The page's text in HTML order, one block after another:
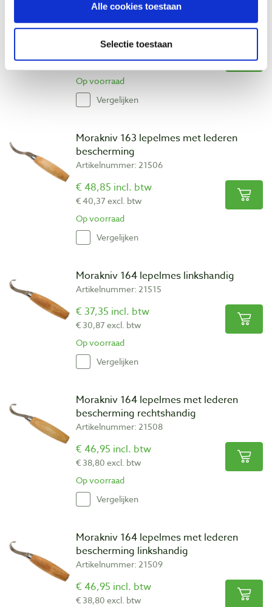
Alle cookies toestaan
Selectie toestaan
Morakniv 163 lepelmes
Artikelnummer: 21505
€ 39,25 incl. btw
€ 32,44 excl. btw
Op voorraad
Vergelijken
Morakniv 163 lepelmes met lederen
bescherming
Artikelnummer: 21506
€ 48,85 incl. btw
€ 40,37 excl. btw
Op voorraad
Vergelijken
Morakniv 164 lepelmes linkshandig
Artikelnummer: 21515
€ 37,35 incl. btw
€ 30,87 excl. btw
Op voorraad
Vergelijken
Morakniv 164 lepelmes met lederen
bescherming rechtshandig
Artikelnummer: 21508
€ 46,95 incl. btw
€ 38,80 excl. btw
Op voorraad
Vergelijken
Morakniv 164 lepelmes met lederen
bescherming linkshandig
Artikelnummer: 21509
€ 46,95 incl. btw
€ 38,80 excl. btw